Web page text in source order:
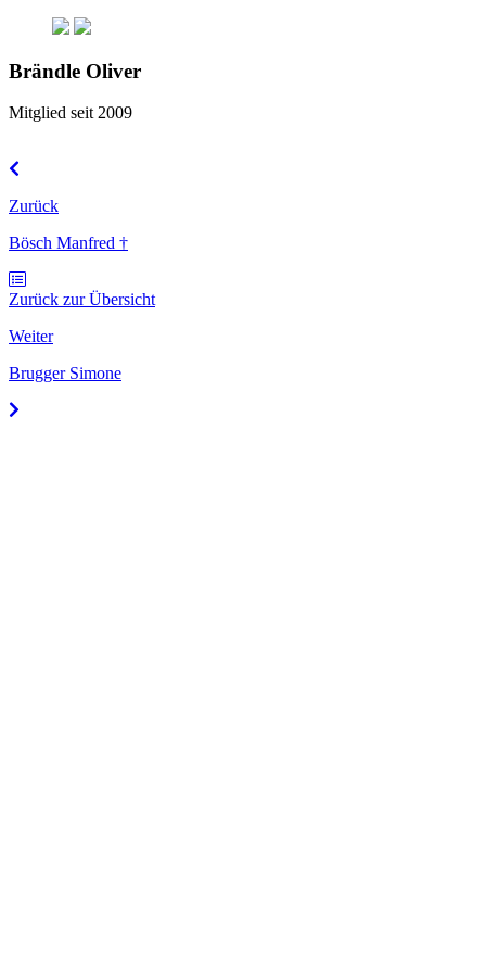
Brändle Oliver
Mitglied seit 2009
Zurück
Bösch Manfred †
Zurück zur Übersicht
Weiter
Brugger Simone